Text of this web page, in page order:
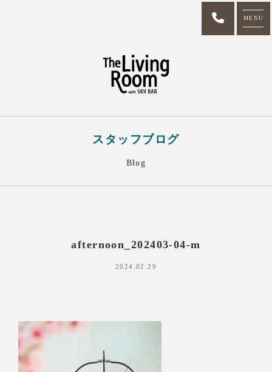
MENU
スタッフブログ
Blog
afternoon_202403-04-m
2024.02.29